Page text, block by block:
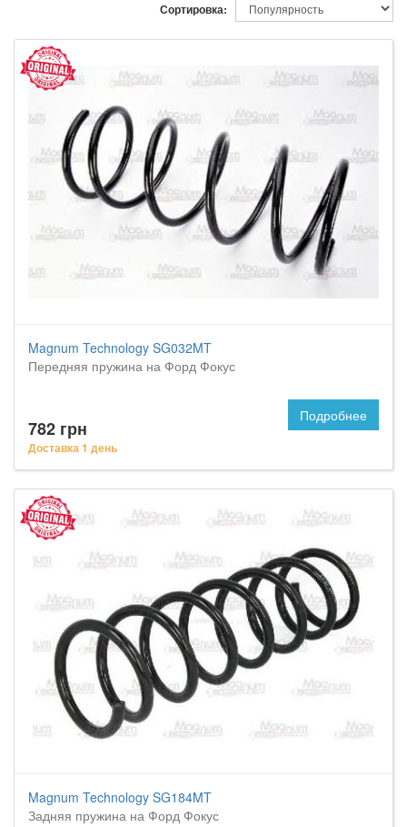
Сортировка:
Magnum Technology SG032MT
Передняя пружина на Форд Фокус
782 грн
Доставка 1 день
Подробнее
Magnum Technology SG184MT
Задняя пружина на Форд Фокус